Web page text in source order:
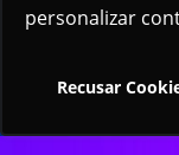
personalizar
Recusar
personalizar
Recusar